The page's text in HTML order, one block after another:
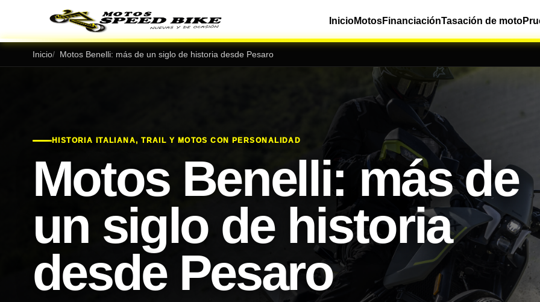
InicioMotosFinanciaciónTasación de moto
Inicio Motos Benelli: más de un siglo de historia desde Pesaro
HISTORIA ITALIANA, TRAIL Y MOTOS CON PERSONALIDAD
Motos Benelli: más de
un siglo de historia
desde Pesaro